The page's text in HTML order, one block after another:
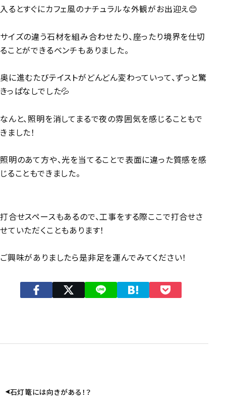
入るとすぐにカフェ風のナチュラルな外観がお出迎え😊
サイズの違う石材を組み合わせたり、座ったり境界を仕切
ることができるベンチもありました。
奥に進むたびテイストがどんどん変わっていって、ずっと驚
きっぱなしでした💦
なんと、照明を消してまるで夜の雰囲気を感じることもで
きました！
照明のあて方や、光を当てることで表面に違った質感を感
じることもできました。
打合せスペースもあるので、工事をする際ここで打合せさ
せていただくこともあります！
ご興味がありましたら是非足を運んでみてください！
石灯篭には向きがある！？